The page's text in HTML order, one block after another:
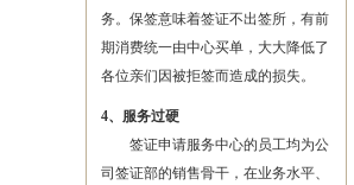
务。保签意味着签证不出签所，有前
期消费统一由中心买单，大大降低了
各位亲们因被拒签而造成的损失。
4、服务过硬
签证申请服务中心的员工均为公
司签证部的销售骨干，在业务水平、